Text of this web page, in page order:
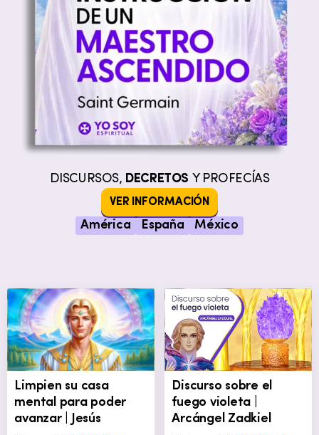
DISCURSOS, DECRETOS Y PROFECÍAS
VER INFORMACIÓN
América España México
Limpien su casa
mental para poder
avanzar | Jesús
Discurso sobre el
fuego violeta |
Arcángel Zadkiel